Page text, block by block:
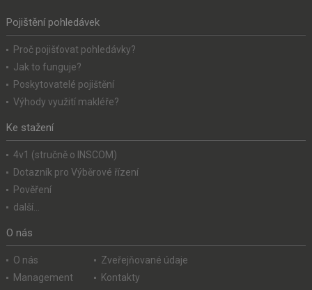
Pojištění pohledávek
Proč pojišťovat pohledávky?
Jak to funguje?
Poskytovatelé pojištění
Výhody využití makléře?
Ke stažení
4v1 (stručně o INSCOM)
Dotazník pro Výběrové řízení
Pověření
další...
O nás
O nás
Management
Zveřejňované údaje
Kontakty